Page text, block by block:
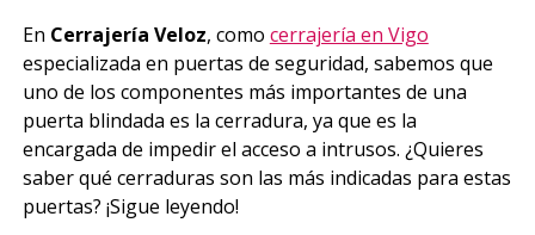
En Cerrajería Veloz, como cerrajería en Vigo
especializada en puertas de seguridad, sabemos que
uno de los componentes más importantes de una
puerta blindada es la cerradura, ya que es la
encargada de impedir el acceso a intrusos. ¿Quieres
saber qué cerraduras son las más indicadas para estas
puertas? ¡Sigue leyendo!